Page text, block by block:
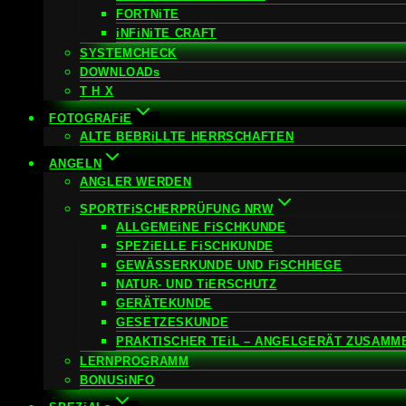
FORTNiTE
iNFiNiTE CRAFT
SYSTEMCHECK
DOWNLOADs
T H X
FOTOGRAFiE
ALTE BEBRiLLTE HERRSCHAFTEN
ANGELN
ANGLER WERDEN
SPORTFiSCHERPRÜFUNG NRW
ALLGEMEiNE FiSCHKUNDE
SPEZiELLE FiSCHKUNDE
GEWÄSSERKUNDE UND FiSCHHEGE
NATUR- UND TiERSCHUTZ
GERÄTEKUNDE
GESETZESKUNDE
PRAKTISCHER TEiL – ANGELGERÄT
LERNPROGRAMM
BONUSiNFO